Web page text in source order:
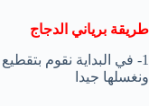
طريقة برياني الدجاج
1- في البداية نقوم
ونغسلها جيدا